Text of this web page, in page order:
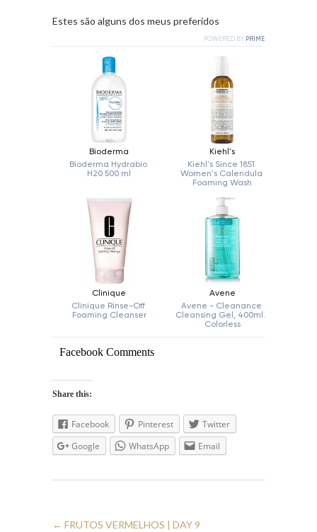
Estes são alguns dos meus preferidos
Facebook Comments
Share this:
Facebook Pinterest
Twitter
Google
WhatsApp Email
← FRUTOS VERMELHOS | DAY 9